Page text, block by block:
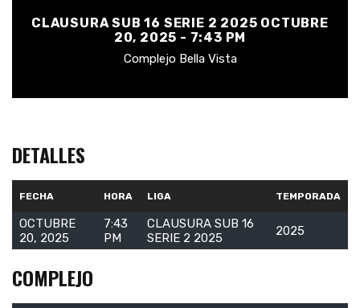
CLAUSURA SUB 16 SERIE 2 2025 OCTUBRE
20, 2025 - 7:43 PM
Complejo Bella Vista
DETALLES
FECHA HORA LIGA TEMPORADA
OCTUBRE
20, 2025
7:43
PM
CLAUSURA SUB 16
SERIE 2 2025
2025
COMPLEJO